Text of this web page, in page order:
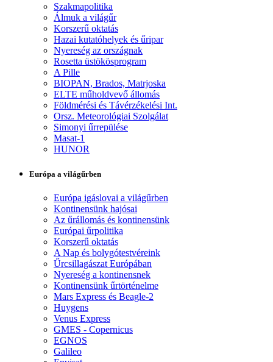
Szakmapolitika
Álmuk a világűr
Korszerű oktatás
Hazai kutatóhelyek és űripar
Nyereség az országnak
Rosetta üstökösprogram
A Pille
BIOPAN, Brados, Matrjoska
ELTE műholdvevő állomás
Földmérési és Távérzékelési Int.
Orsz. Meteorológiai Szolgálat
Simonyi űrrepülése
Masat-1
HUNOR
Európa a világűrben
Európa igáslovai a világűrben
Kontinensünk hajósai
Az űrállomás és kontinensünk
Európai űrpolitika
Korszerű oktatás
A Nap és bolygótestvéreink
Űrcsillagászat Európában
Nyereség a kontinensnek
Kontinensünk űrtörténelme
Mars Express és Beagle-2
Huygens
Venus Express
GMES - Copernicus
EGNOS
Galileo